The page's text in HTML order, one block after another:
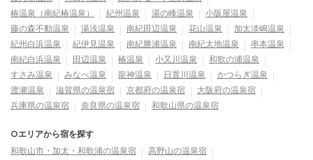
椿温泉（南紀椿温泉）
紀州温泉 湯の峰温泉
小阪屋温泉
藤の森不動温泉
湯浅温泉 南紀田辺温泉 花山温泉
加太淡嶋温泉
紀州白浜温泉
紀伊見温泉 南紀勝浦温泉 南紀太地温泉
串本温泉
南紀白浜温泉
田辺温泉 椿温泉 小又川温泉
和歌の浦温泉
すさみ温泉
みなべ温泉 龍神温泉 日置川温泉
かつらぎ温泉
渡瀬温泉
滋賀県の温泉宿 京都府の温泉宿
大阪府の温泉宿
兵庫県の温泉宿
奈良県の温泉宿 和歌山県の温泉宿
○エリアから宿を探す
和歌山市・加太・和歌浦の温泉宿
高野山の温泉宿